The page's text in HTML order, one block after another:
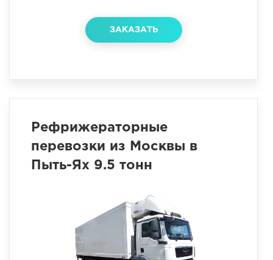
ЗАКАЗАТЬ
Рефрижераторные
перевозки из Москвы в
Пыть-Ях 9.5 тонн